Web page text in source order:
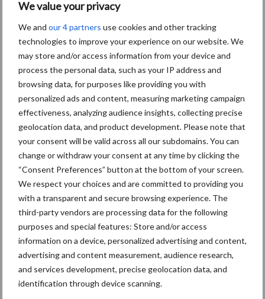
We value your privacy
We and our 4 partners use cookies and other tracking
technologies to improve your experience on our website. We
may store and/or access information from your device and
process the personal data, such as your IP address and
browsing data, for purposes like providing you with
personalized ads and content, measuring marketing campaign
effectiveness, analyzing audience insights, collecting precise
geolocation data, and product development. Please note that
your consent will be valid across all our subdomains. You can
change or withdraw your consent at any time by clicking the
“Consent Preferences” button at the bottom of your screen.
We respect your choices and are committed to providing you
with a transparent and secure browsing experience. The
third-party vendors are processing data for the following
purposes and special features: Store and/or access
information on a device, personalized advertising and content,
advertising and content measurement, audience research,
and services development, precise geolocation data, and
identification through device scanning.
Grondstoffenmarkt blijft
grillig: droogte en
geopolitiek houden handel
in de greep
De speenhuid: een vaak
onderschatte risicofactor
voor mastitis
ForFarmers ziet volume en
marktaandeel groeien in
krimpende Nederlandse
markt
Themapagina's